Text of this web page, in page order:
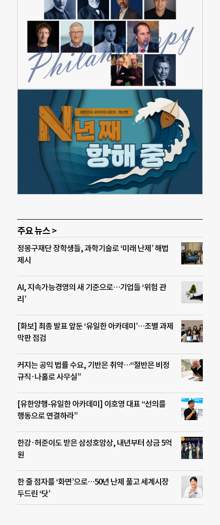
주요 뉴스 >
정몽구재단 장학생들, 과학기술로 ‘미래 난제’ 해법
제시
AI, 지속가능경영의 새 기준으로…기업들 ‘위험 관
리’
[화보] 최종 발표 앞둔 ‘유일한 아카데미’…조별 과제
막판 점검
커지는 공익 법률 수요, 기반은 취약…“절반은 비정
규직·나홀로 사무실”
[유한양행-유일한 아카데미] 이호영 대표 “선의를
행동으로 연결하라”
한강·허준이도 받은 삼성호암상, 내년부터 상금 5억
원
한 줄 점자를 ‘화면’으로…50년 난제 풀고 세계시장
두드린 ‘닷’